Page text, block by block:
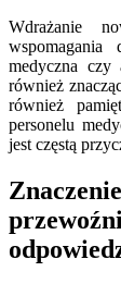
Wdrażanie
wspomagania
medyczna czy
również
również
personelu
jest częstą